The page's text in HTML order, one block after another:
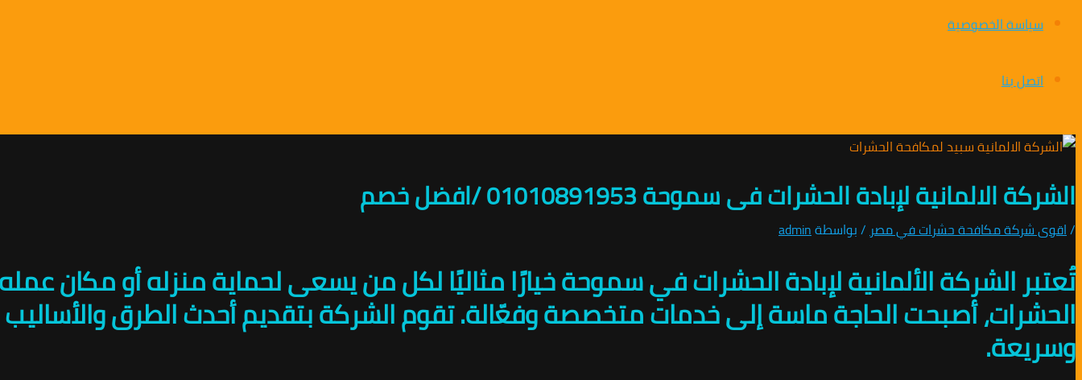
سياسة الخصوصية
اتصل بنا
الشركة الالمانية لإبادة الحشرات فى سموحة 01010891953 /افضل خصم
/اقوى شركة مكافحة حشرات في مصر/ بواسطةadmin
تُعتبر الشركة الألمانية لإبادة الحشرات في سموحة خيارًا مثاليًا لكل من يسعى لحماية منزله أو مكان
الحشرات، أصبحت الحاجة ماسة إلى خدمات متخصصة وفعّالة. تقوم الشركة بتقديم أحدث الطرق
وسريعة.